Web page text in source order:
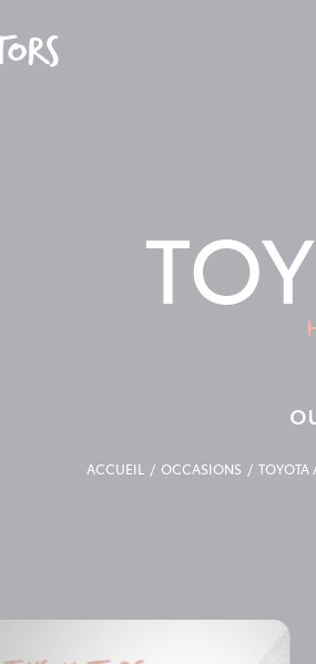
ACCUEIL OCCASIONS TOYOTA